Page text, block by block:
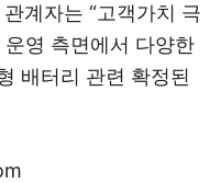
계자는 “고객가치 극
영 측면에서 다양한
배터리 관련 확정된